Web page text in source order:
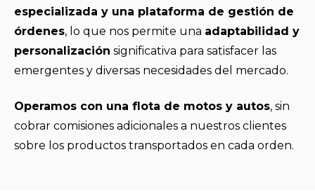
especializada y una plataforma de gestión de
órdenes, lo que nos permite una adaptabilidad y
personalización significativa para satisfacer las
emergentes y diversas necesidades del mercado.
Operamos con una flota de motos y autos, sin
cobrar comisiones adicionales a nuestros clientes
sobre los productos transportados en cada orden.